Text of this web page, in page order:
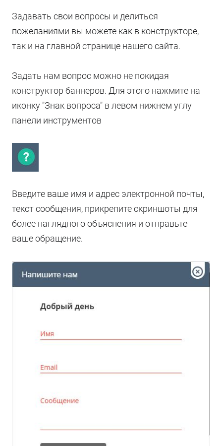
Задавать свои вопросы и делиться
пожеланиями вы можете как в конструкторе,
так и на главной странице нашего сайта.
Задать нам вопрос можно не покидая
конструктор баннеров. Для этого нажмите на
иконку "Знак вопроса" в левом нижнем углу
панели инструментов
Введите ваше имя и адрес электронной почты,
текст сообщения, прикрепите скриншоты для
более наглядного объяснения и отправьте
ваше обращение.